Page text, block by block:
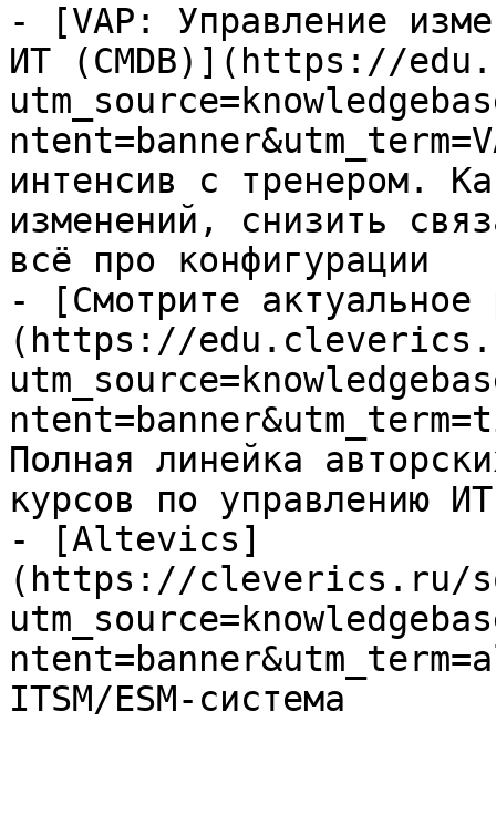
- [VAP: Управление
ИТ (CMDB)](https://
интенсив с тренером.
изменений, снизить
всё про конфигурации
- [Смотрите актуальное
(https://
Полная линейка
курсов по управлению ИТ
- [Altevics]
(https://cleverics.ru/
ITSM/ESM-система